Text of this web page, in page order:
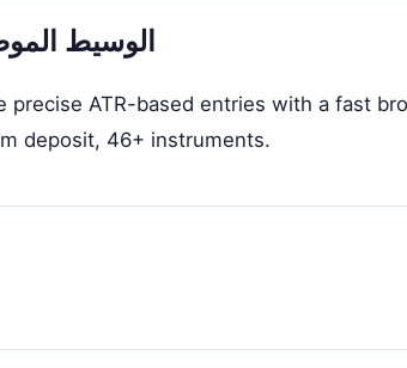
الوسيط
precise ATR-based entries with a fast
deposit, 46+ instruments.